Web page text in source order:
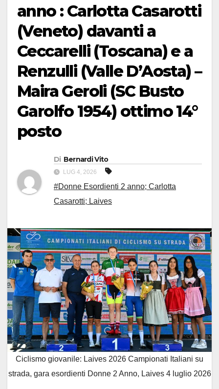
anno : Carlotta Casarotti
(Veneto) davanti a
Ceccarelli (Toscana) e a
Renzulli (Valle D’Aosta) –
Maira Geroli (SC Busto
Garolfo 1954) ottimo 14°
posto
Di Bernardi Vito
LUG 4, 2026
#Donne Esordienti 2 anno; Carlotta
Casarotti; Laives
Ciclismo giovanile: Laives 2026 Campionati Italiani su
strada, gara esordienti Donne 2 Anno, Laives 4 luglio 2026